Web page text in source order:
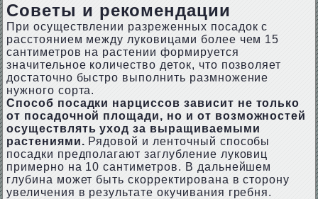
Советы и рекомендации
При осуществлении разреженных посадок с
расстоянием между луковицами более чем 15
сантиметров на растении формируется
значительное количество деток, что позволяет
достаточно быстро выполнить размножение
нужного сорта.
Способ посадки нарциссов зависит не только
от посадочной площади, но и от возможностей
осуществлять уход за выращиваемыми
растениями. Рядовой и ленточный способы
посадки предполагают заглубление луковиц
примерно на 10 сантиметров. В дальнейшем
глубина может быть скорректирована в сторону
увеличения в результате окучивания гребня.